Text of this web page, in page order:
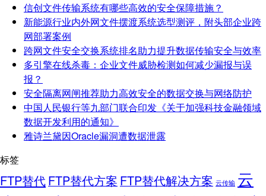
信创文件传输系统有哪些高效的安全保障措施？
新能源行业内外网文件摆渡系统选型测评，附头部企业跨
网部署案例
跨网文件安全交换系统排名助力提升数据传输安全与效率
多引擎在线杀毒：企业文件威胁检测如何减少漏报与误
报？
安全隔离网闸推荐助力高效安全的数据交换与网络防护
中国人民银行等九部门联合印发《关于加强科技金融领域
数据开发利用的通知》
雅诗兰黛因Oracle漏洞遭数据泄露
标签
FTP替代FTP替代方案 FTP替代解决方案 云传输 云